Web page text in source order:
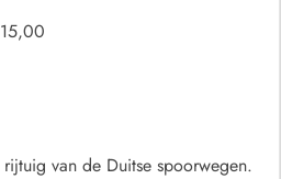
van de Duitse spoorwegen.